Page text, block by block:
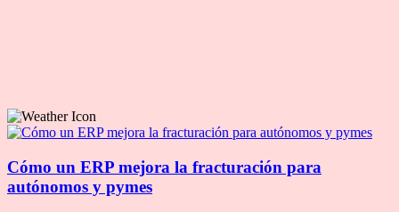
Cómo un ERP mejora la fracturación para
autónomos y pymes